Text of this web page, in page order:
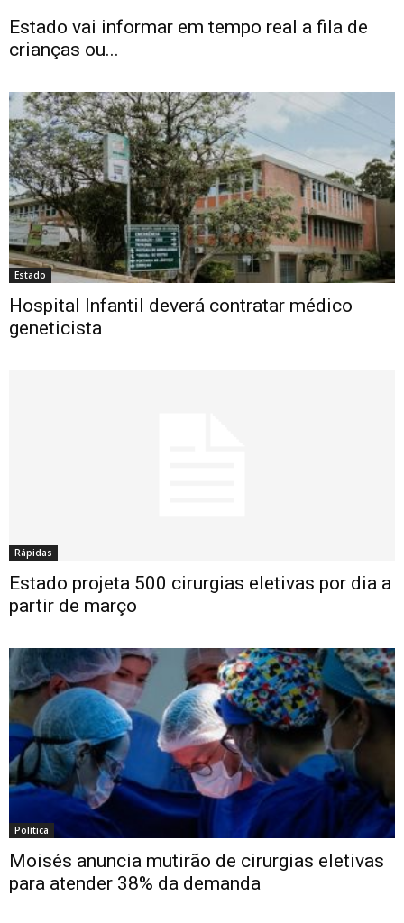
Estado vai informar em tempo real a fila de
crianças ou...
Estado
Hospital Infantil deverá contratar médico
geneticista
Rápidas
Estado projeta 500 cirurgias eletivas por dia a
partir de março
Política
Moisés anuncia mutirão de cirurgias eletivas
para atender 38% da demanda